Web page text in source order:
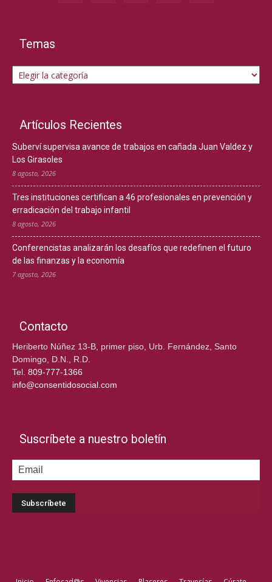
Temas
Temas
Artículos Recientes
Suberví supervisa avance de trabajos en cañada Juan Valdez y
Los Girasoles
8 agosto, 2026
Tres instituciones certifican a 46 profesionales en prevención y
erradicación del trabajo infantil
8 agosto, 2026
Conferencistas analizarán los desafíos que redefinen el futuro
de las finanzas y la economía
7 agosto, 2026
Contacto
Heriberto Núñez 13-B, primer piso, Urb. Fernández, Santo
Domingo, D.N., R.D.
Tel. 809-777-1366
info@consentidosocial.com
Suscríbete a nuestro boletín